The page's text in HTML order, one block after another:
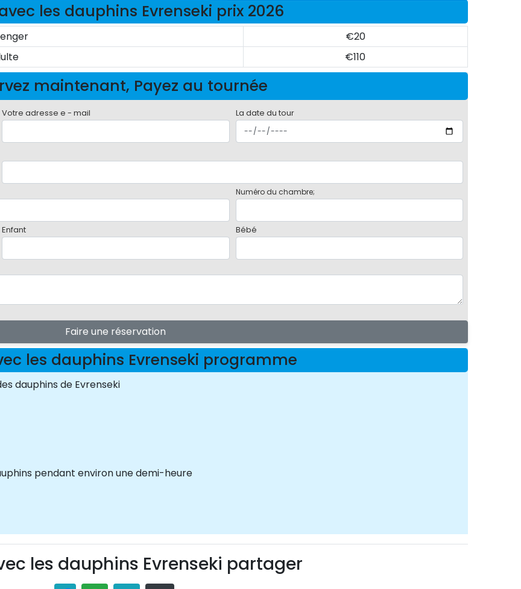
les dauphins Evrenseki prix 2026
€20
€110
maintenant, Payez au tournée
Votre adresse e - mail La date du tour
Numéro du chambre;
Enfant Bébé
Faire une réservation
les dauphins Evrenseki programme
dauphins de Evrenseki
pendant environ une demi-heure
les dauphins Evrenseki partager